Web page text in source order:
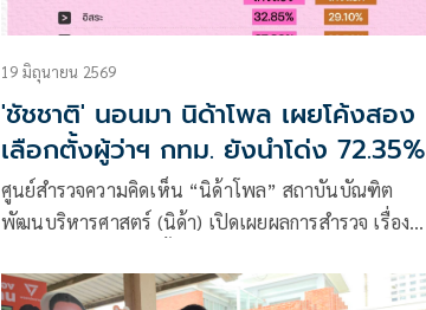
19 มิถุนายน 2569
'ชัชชาติ' นอนมา นิด้าโพล เผยโค้งสอง
เลือกตั้งผู้ว่าฯ กทม. ยังนำโด่ง 72.35%
ศูนย์สำรวจความคิดเห็น “นิด้าโพล” สถาบันบัณฑิต
พัฒนบริหารศาสตร์ (นิด้า) เปิดเผยผลการสำรวจ เรื่อง
ระหว่างวันที่ 15-17 มิถุนายน 2569